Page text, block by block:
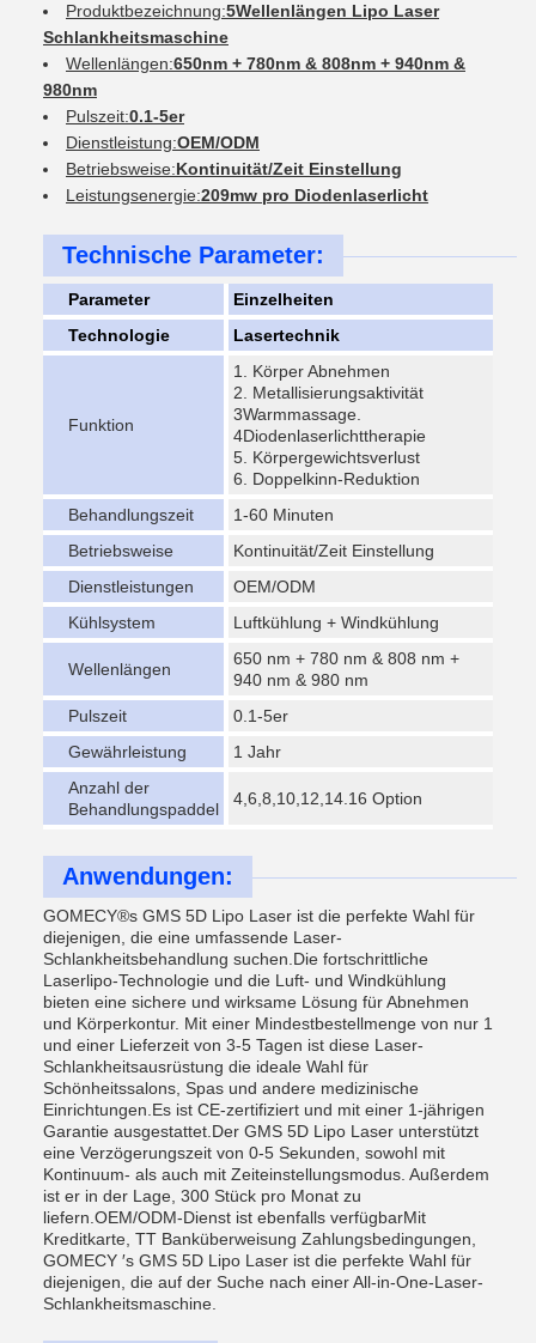
Produktbezeichnung:5Wellenlängen Lipo Laser
Schlankheitsmaschine
Wellenlängen:650nm + 780nm & 808nm + 940nm &
980nm
Pulszeit:0.1-5er
Dienstleistung:OEM/ODM
Betriebsweise:Kontinuität/Zeit Einstellung
Leistungsenergie:209mw pro Diodenlaserlicht
Technische Parameter:
Parameter
Einzelheiten
Technologie
Lasertechnik
Funktion
1. Körper Abnehmen
2. Metallisierungsaktivität
3Warmmassage.
4Diodenlaserlichttherapie
5. Körpergewichtsverlust
6. Doppelkinn-Reduktion
Behandlungszeit
1-60 Minuten
Betriebsweise
Kontinuität/Zeit Einstellung
Dienstleistungen
OEM/ODM
Kühlsystem
Luftkühlung + Windkühlung
Wellenlängen
650 nm + 780 nm & 808 nm +
940 nm & 980 nm
Pulszeit
0.1-5er
Gewährleistung
1 Jahr
Anzahl der
Behandlungspaddel
4,6,8,10,12,14.16 Option
Anwendungen:
GOMECY®s GMS 5D Lipo Laser ist die perfekte Wahl für
diejenigen, die eine umfassende Laser-
Schlankheitsbehandlung suchen.Die fortschrittliche
Laserlipo-Technologie und die Luft- und Windkühlung
bieten eine sichere und wirksame Lösung für Abnehmen
und Körperkontur. Mit einer Mindestbestellmenge von nur 1
und einer Lieferzeit von 3-5 Tagen ist diese Laser-
Schlankheitsausrüstung die ideale Wahl für
Schönheitssalons, Spas und andere medizinische
Einrichtungen.Es ist CE-zertifiziert und mit einer 1-jährigen
Garantie ausgestattet.Der GMS 5D Lipo Laser unterstützt
eine Verzögerungszeit von 0-5 Sekunden, sowohl mit
Kontinuum- als auch mit Zeiteinstellungsmodus. Außerdem
ist er in der Lage, 300 Stück pro Monat zu
liefern.OEM/ODM-Dienst ist ebenfalls verfügbarMit
Kreditkarte, TT Banküberweisung Zahlungsbedingungen,
GOMECY ′s GMS 5D Lipo Laser ist die perfekte Wahl für
diejenigen, die auf der Suche nach einer All-in-One-Laser-
Schlankheitsmaschine.